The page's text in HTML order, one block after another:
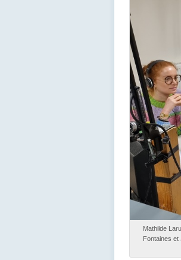
Mathilde
Fontaines et